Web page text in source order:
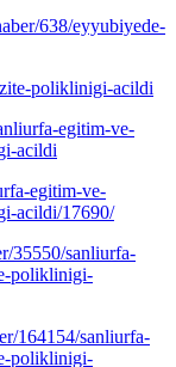
638/eyyubiyede-
poliklinigi-acildi
egitim-ve-
acildi
egitim-ve-
acildi/17690/
35550/sanliurfa-
poliklinigi-
164154/sanliurfa-
poliklinigi-